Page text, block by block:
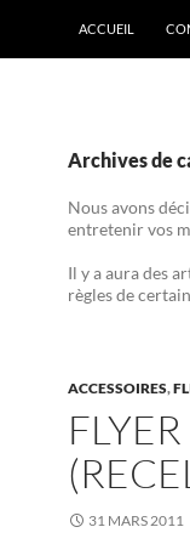
ACCUEIL
Archives de
Nous avons
entretenir vos
Il y a aura des
règles de
ACCESSOIRES,
31 MARS 2011